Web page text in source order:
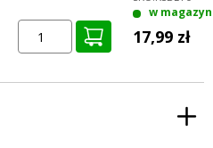
w
17,99 zł